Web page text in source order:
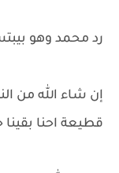
رد محمد وهو
إن شاء الله من
قطيعة احنا